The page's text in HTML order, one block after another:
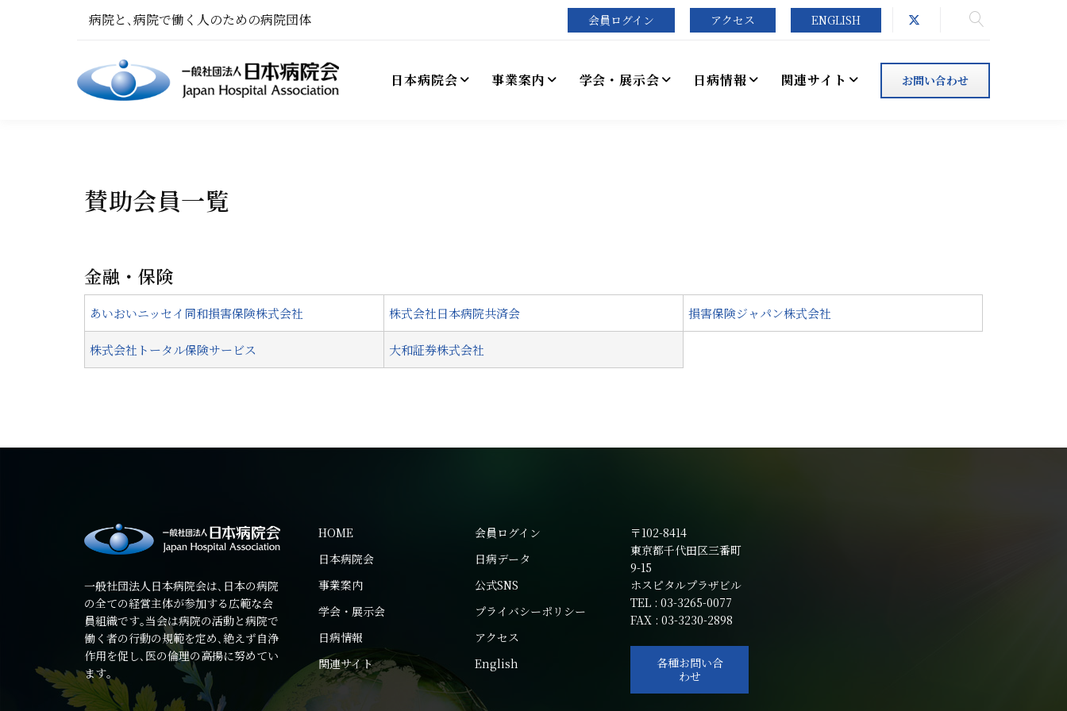
病院と､病院で働く人のための病院団体 会員ログイン アクセス ENGLISH
お問い合わせ
日本病院会 事業案内 学会・展示会 日病情報 関連サイト
賛助会員一覧
金融・保険
あいおいニッセイ同和損害保険株式会社 株式会社日本病院共済会 損害保険ジャパン株式会社
株式会社トータル保険サービス 大和証券株式会社
一般社団法人日本病院会は､日本の病院
の全ての経営主体が参加する広範な会
員組織です｡当会は病院の活動と病院で
働く者の行動の規範を定め､絶えず自浄
作用を促し､医の倫理の高揚に努めてい
ます｡
HOME
日本病院会
事業案内
学会・展示会
日病情報
関連サイト
会員ログイン
日病データ
公式SNS
プライバシーポリシー
アクセス
English
〒102-8414
東京都千代田区三番町
9-15
ホスピタルプラザビル
TEL : 03-3265-0077
FAX : 03-3230-2898
各種お問い合
わせ